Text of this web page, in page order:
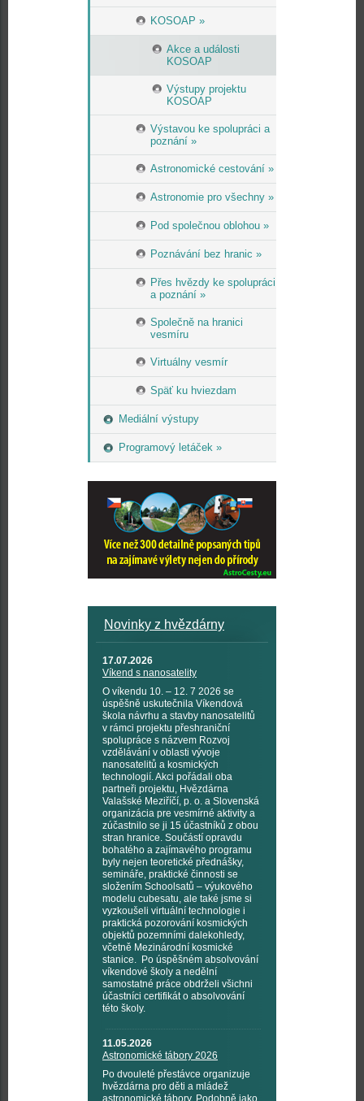
KOSOAP »
Akce a události
KOSOAP
Výstupy projektu
KOSOAP
Výstavou ke spolupráci a
poznání »
Astronomické cestování »
Astronomie pro všechny »
Pod společnou oblohou »
Poznávání bez hranic »
Přes hvězdy ke spolupráci
a poznání »
Společně na hranici
vesmíru
Virtuálny vesmír
Späť ku hviezdam
Mediální výstupy
Programový letáček »
Novinky z hvězdárny
17.07.2026
Víkend s nanosatelity
O víkendu 10. – 12. 7 2026 se
úspěšně uskutečnila Víkendová
škola návrhu a stavby nanosatelitů
v rámci projektu přeshraniční
spolupráce s názvem Rozvoj
vzdělávání v oblasti vývoje
nanosatelitů a kosmických
technologií. Akci pořádali oba
partneři projektu, Hvězdárna
Valašské Meziříčí, p. o. a Slovenská
organizácia pre vesmírné aktivity a
zúčastnilo se ji 15 účastníků z obou
stran hranice. Součástí opravdu
bohatého a zajímavého programu
byly nejen teoretické přednášky,
semináře, praktické činnosti se
složením Schoolsatů – výukového
modelu cubesatu, ale také jsme si
vyzkoušeli virtuální technologie i
praktická pozorování kosmických
objektů pozemními dalekohledy,
včetně Mezinárodní kosmické
stanice. Po úspěšném absolvování
víkendové školy a nedělní
samostatné práce obdrželi všichni
účastníci certifikát o absolvování
této školy.
11.05.2026
Astronomické tábory 2026
Po dvouleté přestávce organizuje
hvězdárna pro děti a mládež
astronomické tábory. Podobně jako